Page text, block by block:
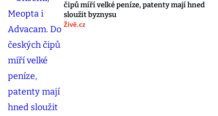
čipů míří velké peníze, patenty mají hned
sloužit byznysu
Živě.cz